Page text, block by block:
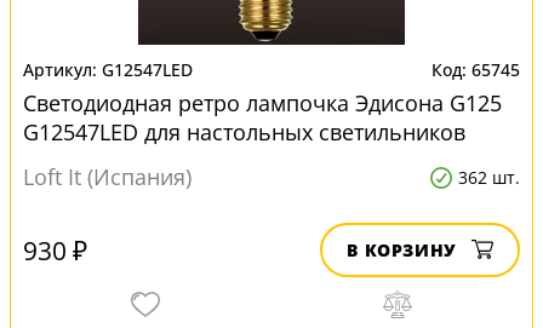
G12547LED 65745
Светодиодная ретро лампочка Эдисона G125
G12547LED для настольных светильников
Loft It (Испания)
362 шт.
930 ₽ В КОРЗИНУ